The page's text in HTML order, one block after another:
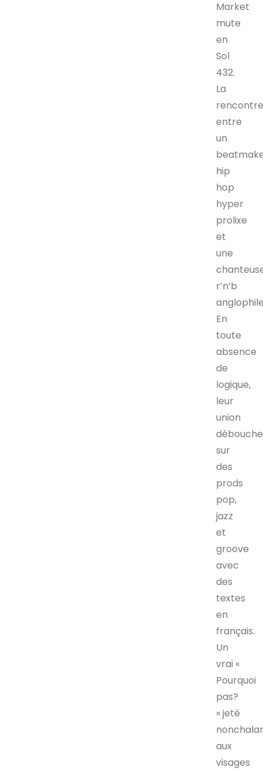
Market
mute
en
Sol
432.
La
entre
un
hip
hop
hyper
prolixe
et
une
r’n’b
En
toute
absence
de
logique,
leur
union
débouche
sur
des
prods
pop,
jazz
et
groove
avec
des
textes
en
français.
Un
vrai «
Pourquoi
pas?
» jeté
aux
visages